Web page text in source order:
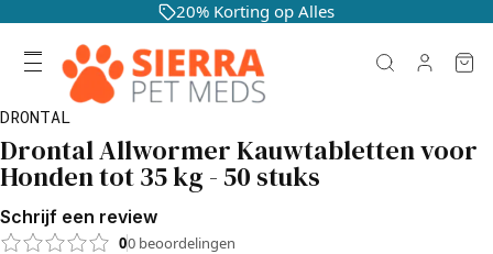
20% Korting op Alles
DRONTAL
Drontal Allwormer Kauwtabletten voor
Honden tot 35 kg - 50 stuks
Schrijf een review
00 beoordelingen